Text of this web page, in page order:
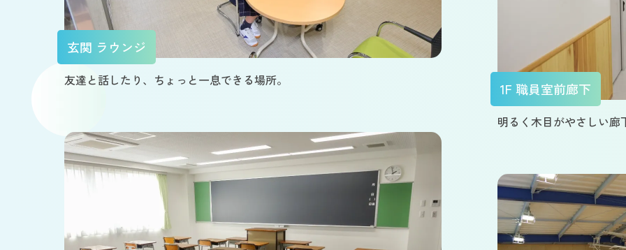
玄関 ラウンジ
友達と話したり、ちょっと一息できる場所。 1F 職員室前廊下
明るく木目がやさしい廊